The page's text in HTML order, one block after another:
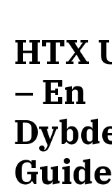
HTX
– En
Guide